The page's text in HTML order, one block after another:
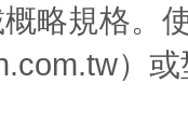
略規格。
）